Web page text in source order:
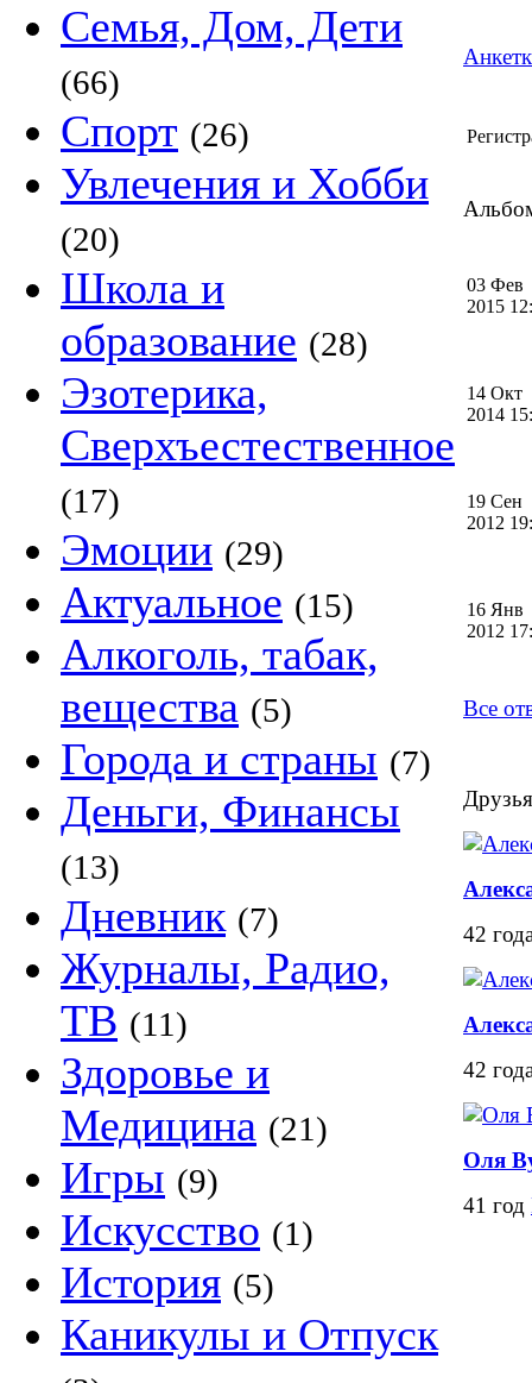
Семья, Дом, Дети
(66)
Спорт (26)
Увлечения и Хобби
(20)
Школа и
образование (28)
Эзотерика,
Сверхъестественное
(17)
Эмоции (29)
Актуальное (15)
Алкоголь, табак,
вещества (5)
Города и страны (7)
Деньги, Финансы
(13)
Дневник (7)
Журналы, Радио,
ТВ (11)
Здоровье и
Медицина (21)
Игры (9)
Искусство (1)
История (5)
Каникулы и Отпуск
03 Фев
2015
14 Окт
2014
19 Сен
2012
16 Янв
2012
Все
42
42
Оля
41 год